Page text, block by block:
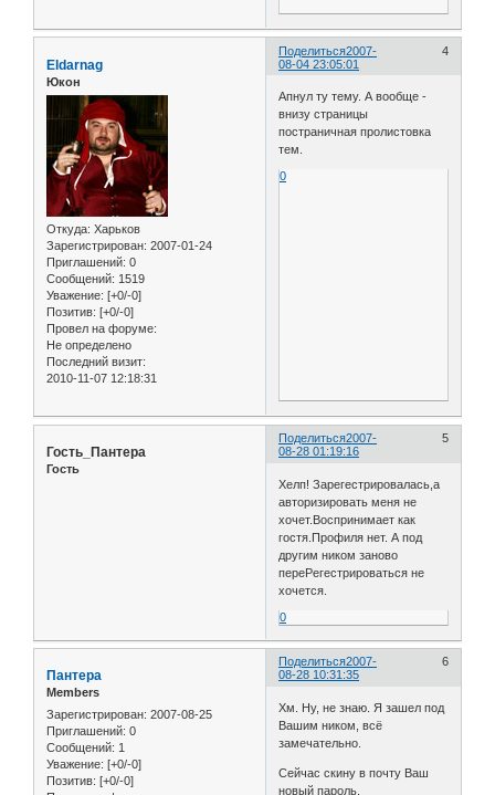
Поделиться 4
2007-
08-04 23:05:01
Eldarnag
Юкон
Откуда: Харьков
Зарегистрирован: 2007-01-24
Приглашений: 0
Сообщений: 1519
Уважение: [+0/-0]
Позитив: [+0/-0]
Провел на форуме:
Не определено
Последний визит:
2010-11-07 12:18:31
Апнул ту тему. А вообще -
внизу страницы
постраничная пролистовка
тем.
0
Поделиться 5
2007-
08-28 01:19:16
Гость_Пантера
Гость
Хелп! Зарегестрировалась,а
авторизировать меня не
хочет.Воспринимает как
гостя.Профиля нет. А под
другим ником заново
переРегестрироваться не
хочется.
0
Поделиться 6
2007-
08-28 10:31:35
Пантера
Members
Зарегистрирован: 2007-08-25
Приглашений: 0
Сообщений: 1
Уважение: [+0/-0]
Позитив: [+0/-0]
Хм. Ну, не знаю. Я зашел под
Вашим ником, всё
замечательно.
Сейчас скину в почту Ваш
новый пароль.